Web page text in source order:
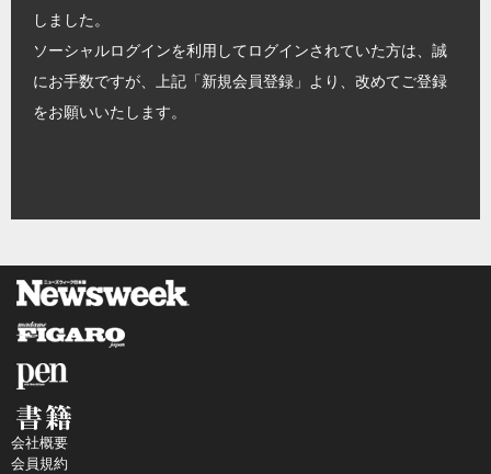
しました。
ソーシャルログインを利用してログインされていた方は、誠
にお手数ですが、上記「新規会員登録」より、改めてご登録
をお願いいたします。
会社概要
会員規約